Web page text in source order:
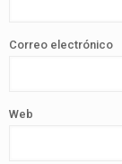
Correo electrónico
Web